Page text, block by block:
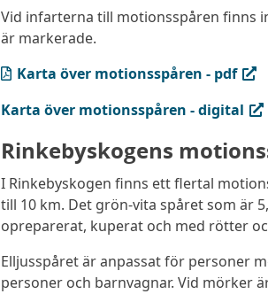
Vid infarterna till motionsspåren finns
är markerade.
Karta över motionsspåren - pdf
(PDF, öppnas i ny flik)
Karta över motionsspåren - digital
(extern länk, öppnas i ny flik)
Rinkebyskogens
I Rinkebyskogen finns ett flertal
till 10 km. Det grön-vita spåret som är
opreparerat, kuperat och med rötter
Elljusspåret är anpassat för personer
personer och barnvagnar. Vid mörker